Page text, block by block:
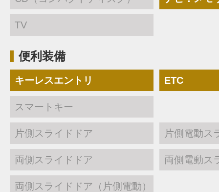
TV
便利装備
キーレスエントリ ETC
スマートキー
片側スライドドア 片側電動ス
両側スライドドア 両側電動ス
両側スライドドア（片側電動）